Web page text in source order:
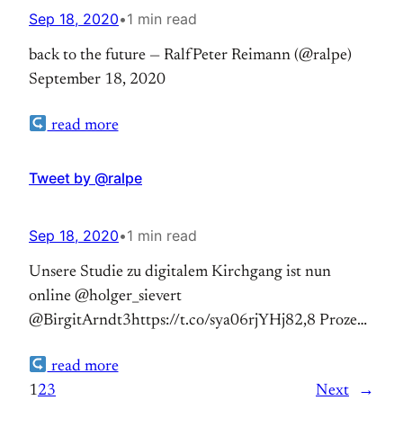
Sep 18, 2020•1 min read
back to the future — RalfPeter Reimann (@ralpe)
September 18, 2020
read more
Tweet by @ralpe
Sep 18, 2020•1 min read
Unsere Studie zu digitalem Kirchgang ist nun
online @holger_sievert
@BirgitArndt3https://t.co/sya06rjYHj82,8 Prozent
dann, wenn Präsenz-Veranstaltungen wieder in
vollem Umfang möglich sind. #digitaleKiche
read more
123 Next →